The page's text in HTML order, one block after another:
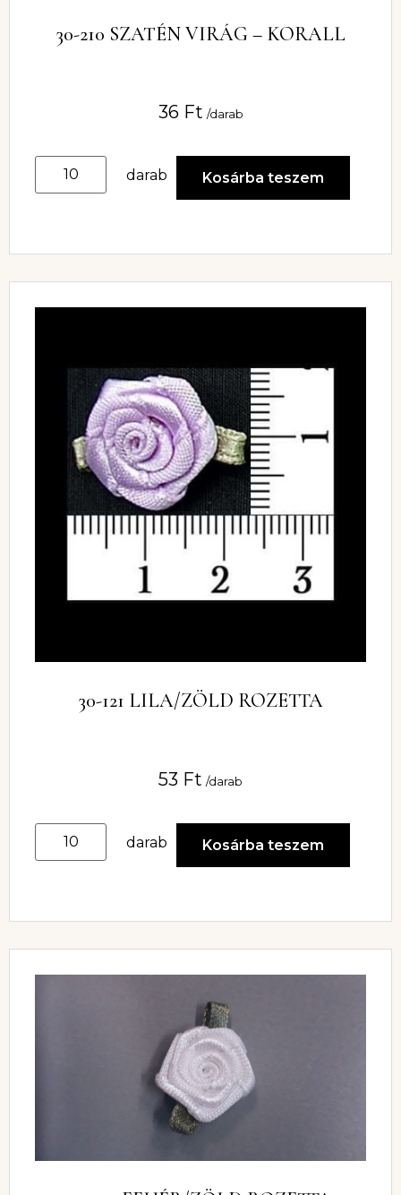
30-210 SZATÉN VIRÁG – KORALL
36 Ft /darab
darab Kosárba teszem
30-121 LILA/ZÖLD ROZETTA
53 Ft /darab
darab Kosárba teszem